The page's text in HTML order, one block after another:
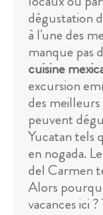
dégustation
à l'une des
manque pas
cuisine
excursion
des
peuvent
Yucatan tels
en nogada.
del Carmen
Alors
vacances ici